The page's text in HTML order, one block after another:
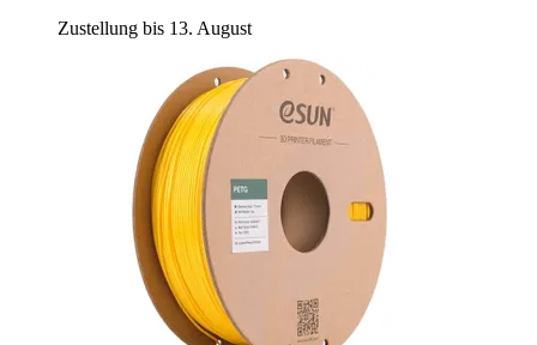
Zustellung bis 13. August